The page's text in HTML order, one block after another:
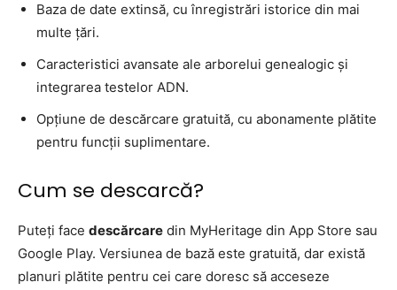
Baza de date extinsă, cu înregistrări istorice din mai
multe țări.
Caracteristici avansate ale arborelui genealogic și
integrarea testelor ADN.
Opțiune de descărcare gratuită, cu abonamente plătite
pentru funcții suplimentare.
Cum se descarcă?
Puteți face descărcare din MyHeritage din App Store sau
Google Play. Versiunea de bază este gratuită, dar există
planuri plătite pentru cei care doresc să acceseze